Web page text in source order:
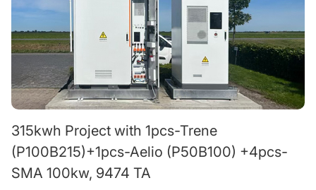
315kwh Project with 1pcs-Trene
(P100B215)+1pcs-Aelio (P50B100) +4pcs-
SMA 100kw, 9474 TA